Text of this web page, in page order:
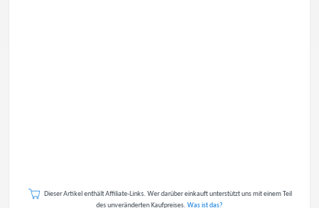
Dieser Artikel enthält Affiliate-Links. Wer darüber einkauft unterstützt uns mit einem Teil
des unveränderten Kaufpreises. Was ist das?